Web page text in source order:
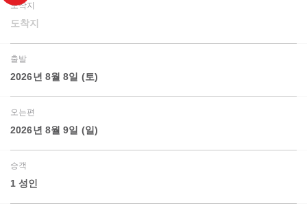
도착지
도착지
출발
2026년 8월 8일 (토)
오는편
2026년 8월 9일 (일)
승객
1 성인